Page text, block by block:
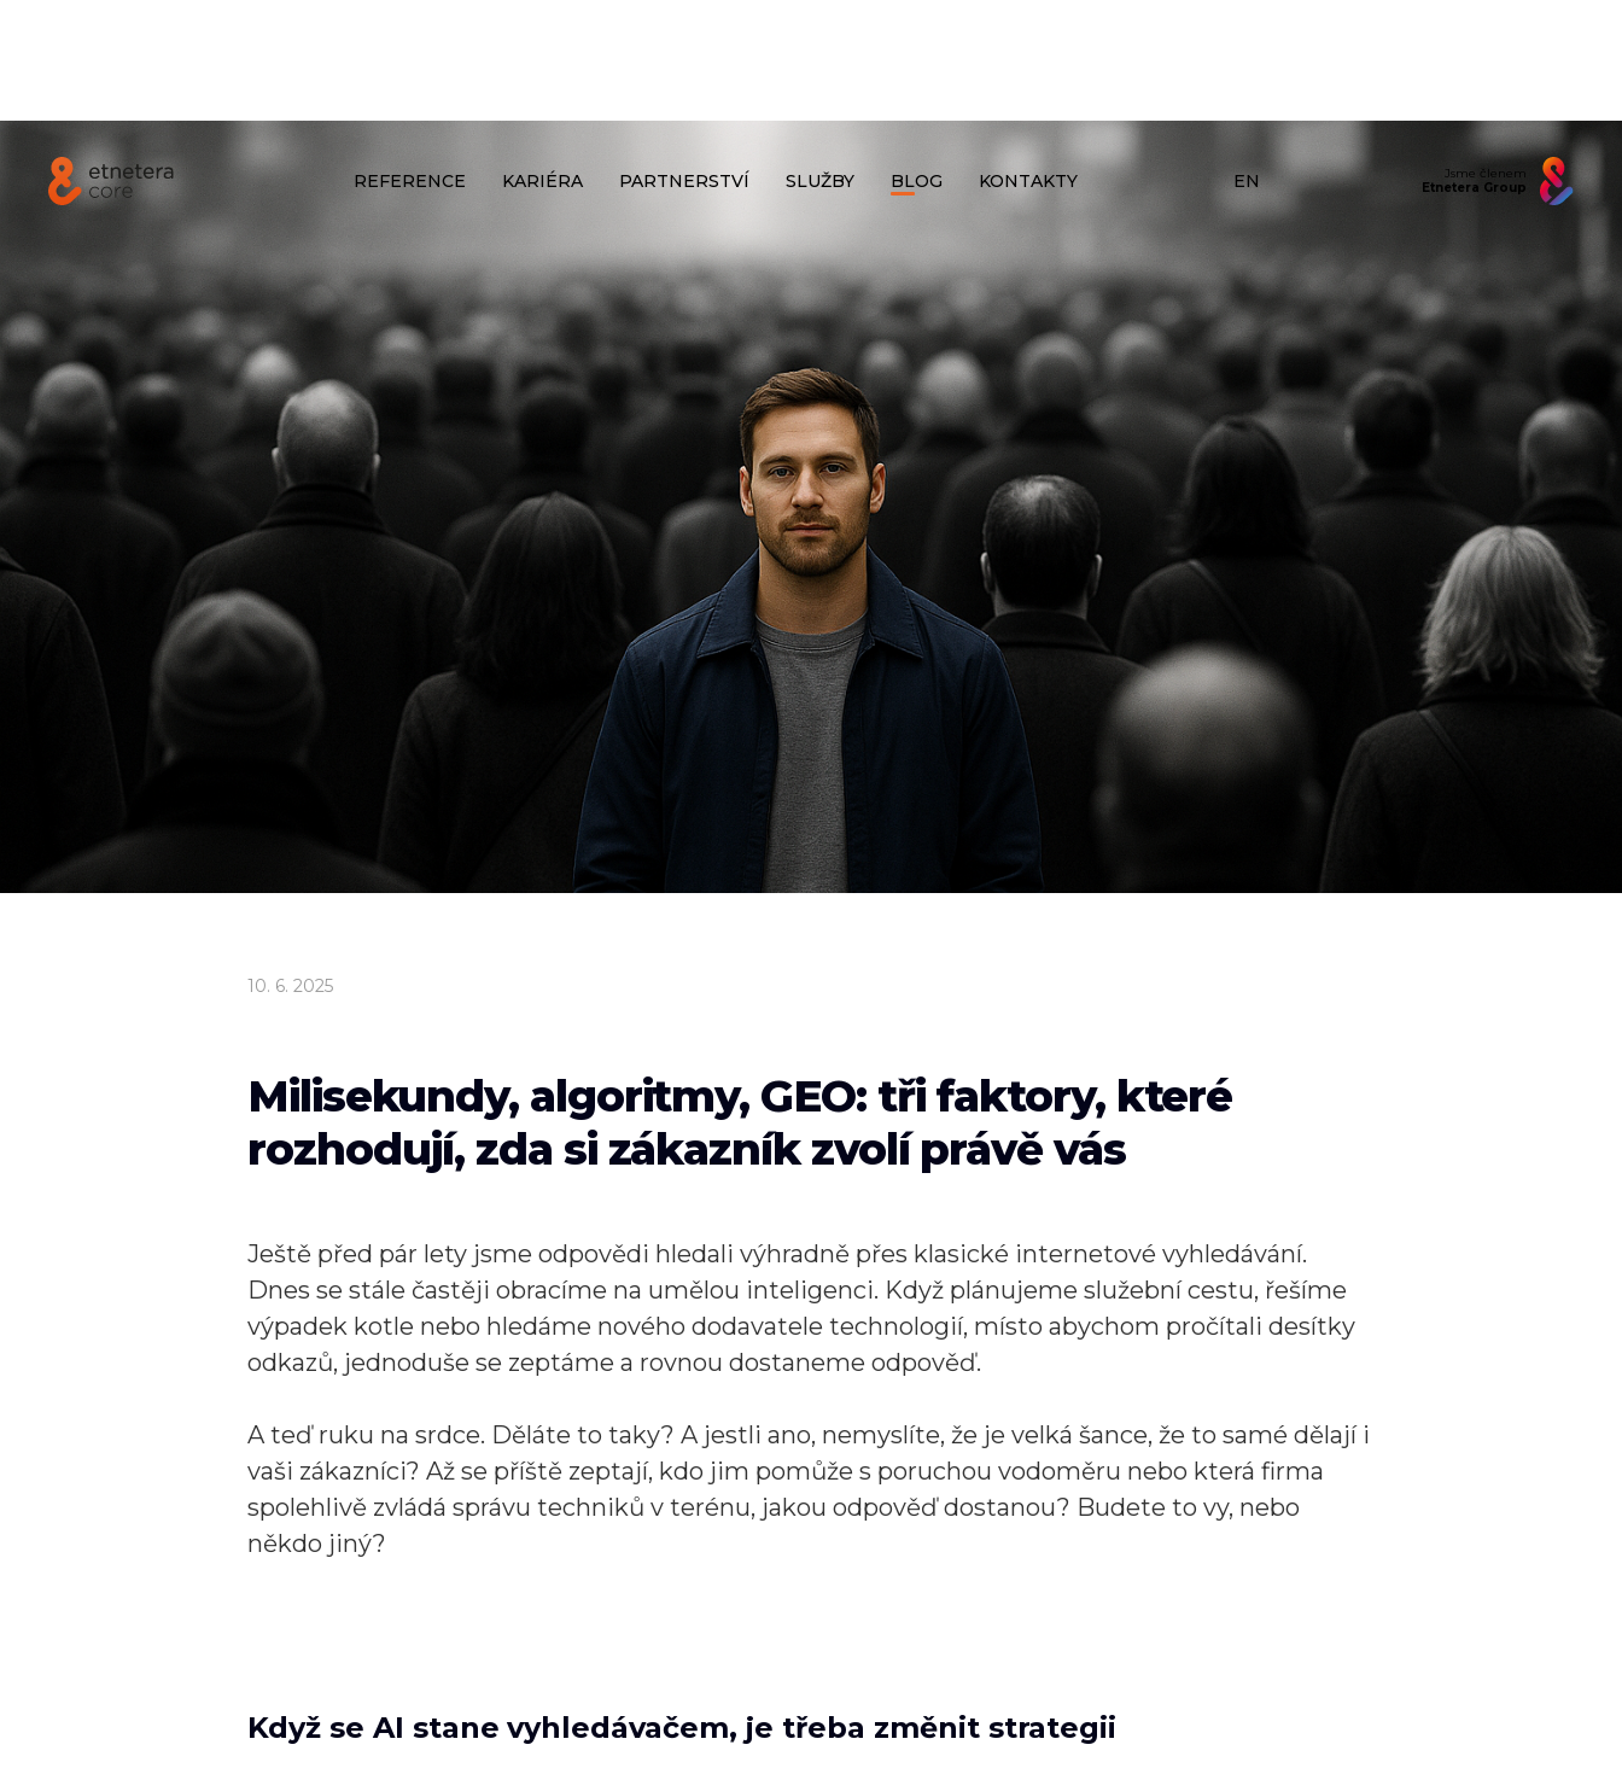
REFERENCE KARIÉRA PARTNERSTVÍ SLUŽBY BLOG KONTAKTY EN
Jsme členem
Etnetera Group
10. 6. 2025
Milisekundy, algoritmy, GEO: tři faktory, které
rozhodují, zda si zákazník zvolí právě vás
Ještě před pár lety jsme odpovědi hledali výhradně přes klasické internetové vyhledávání.
Dnes se stále častěji obracíme na umělou inteligenci. Když plánujeme služební cestu, řešíme
výpadek kotle nebo hledáme nového dodavatele technologií, místo abychom pročítali desítky
odkazů, jednoduše se zeptáme a rovnou dostaneme odpověď.
A teď ruku na srdce. Děláte to taky? A jestli ano, nemyslíte, že je velká šance, že to samé dělají i
vaši zákazníci? Až se příště zeptají, kdo jim pomůže s poruchou vodoměru nebo která firma
spolehlivě zvládá správu techniků v terénu, jakou odpověď dostanou? Budete to vy, nebo
někdo jiný?
Když se AI stane vyhledávačem, je třeba změnit strategii